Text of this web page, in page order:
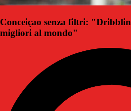
Conceiçao senza filtri:
migliori al mondo"